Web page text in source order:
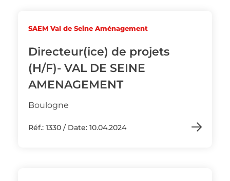
SAEM Val de Seine Aménagement
Directeur(ice) de projets
(H/F)- VAL DE SEINE
AMENAGEMENT
Boulogne
Réf.: 1330 / Date: 10.04.2024